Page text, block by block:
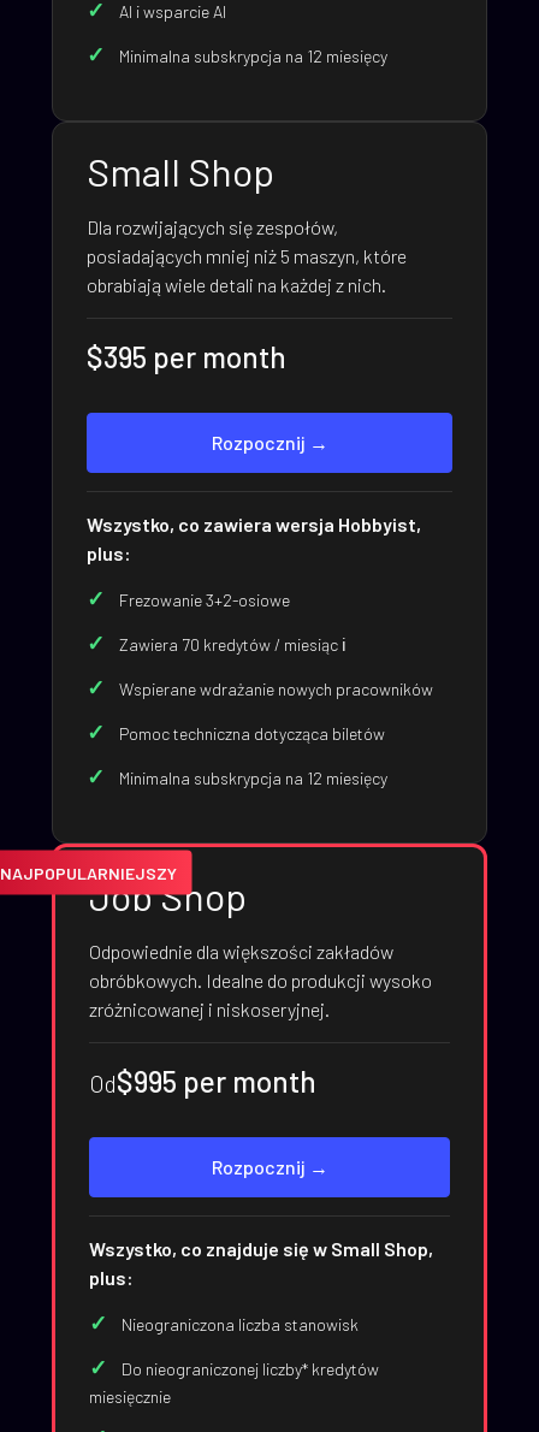
AI i wsparcie AI
Minimalna subskrypcja na 12 miesięcy
Small Shop
Dla rozwijających się zespołów,
posiadających mniej niż 5 maszyn, które
obrabiają wiele detali na każdej z nich.
$395 per month
Rozpocznij →
Wszystko, co zawiera wersja Hobbyist,
plus:
Frezowanie 3+2-osiowe
Zawiera 70 kredytów / miesiąc ℹ️
Wspierane wdrażanie nowych pracowników
Pomoc techniczna dotycząca biletów
Minimalna subskrypcja na 12 miesięcy
NAJPOPULARNIEJSZY
Job Shop
Odpowiednie dla większości zakładów
obróbkowych. Idealne do produkcji wysoko
zróżnicowanej i niskoseryjnej.
Od$995 per month
Rozpocznij →
Wszystko, co znajduje się w Small Shop,
plus:
Nieograniczona liczba stanowisk
Do nieograniczonej liczby* kredytów
miesięcznie